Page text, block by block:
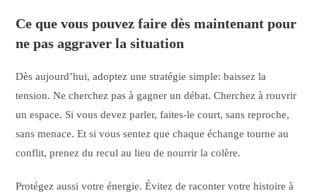
Ce que vous pouvez faire dès maintenant pour
ne pas aggraver la situation
Dès aujourd’hui, adoptez une stratégie simple: baissez la
tension. Ne cherchez pas à gagner un débat. Cherchez à rouvrir
un espace. Si vous devez parler, faites-le court, sans reproche,
sans menace. Et si vous sentez que chaque échange tourne au
conflit, prenez du recul au lieu de nourrir la colère.
Protégez aussi votre énergie. Évitez de raconter votre histoire à